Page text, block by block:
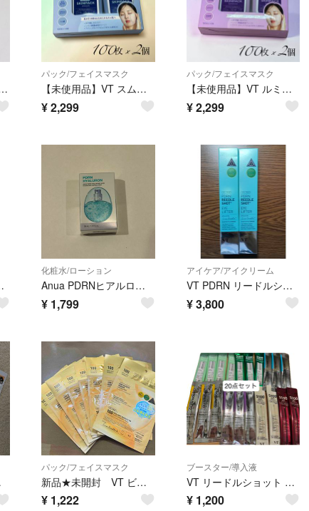
CICAクリーム50ml
パック/フェイスマスク
【未使用品】VT スムーズ スキンパック 100枚 x 2個
¥2,299
パック/フェイスマスク
【未使用品】VT ルミナス スキンパック 100枚 x 2個入り
¥2,299
０枚入り 韓国コスメ
化粧水/ローション
Anua PDRNヒアルロン酸ハイドレイティングミスト 30ml
¥ 1,799
アイケア/アイクリーム
VT PDRN リードルショット アイリフター 2本セット
¥3,800
×5袋
パック/フェイスマスク
新品★未開封 VT ビタライトリードルS ラディアンスハイドロゲルマスク 8枚 顔パック フェイスパック フェイスマスク
¥ 1,222
ブースター/導入液
VT リードルショット 美容液 サンプルセット 20本セット
¥ 1,200